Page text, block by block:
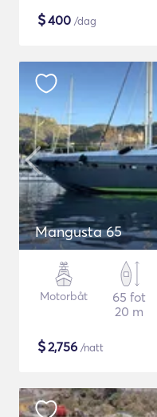
$400 /dag
Mangusta 65
Motorbåt
65 fot
20 m
$2,756 /natt